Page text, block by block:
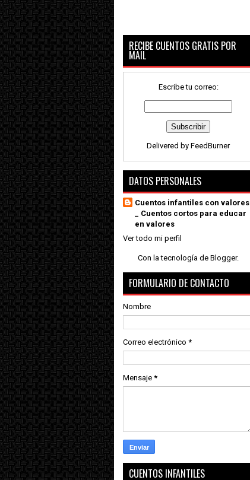
RECIBE CUENTOS GRATIS POR
MAIL
Escribe tu correo:
Delivered by FeedBurner
DATOS PERSONALES
Cuentos infantiles con valores
_ Cuentos cortos para educar
en valores
Ver todo mi perfil
Con la tecnología de Blogger.
FORMULARIO DE CONTACTO
Nombre
Correo electrónico *
Mensaje *
CUENTOS INFANTILES